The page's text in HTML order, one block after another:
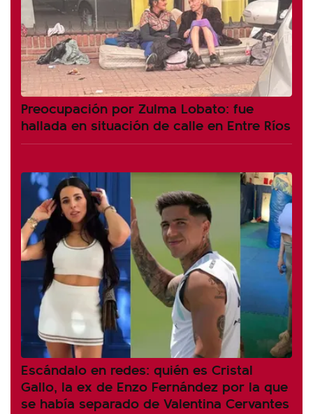
Preocupación por Zulma Lobato: fue
hallada en situación de calle en Entre Ríos
Escándalo en redes: quién es Cristal
Gallo, la ex de Enzo Fernández por la que
se había separado de Valentina Cervantes